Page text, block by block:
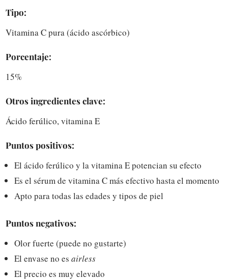
Tipo:
Vitamina C pura (ácido ascórbico)
Porcentaje:
15%
Otros ingredientes clave:
Ácido ferúlico, vitamina E
Puntos positivos:
El ácido ferúlico y la vitamina E potencian su efecto
Es el sérum de vitamina C más efectivo hasta el momento
Apto para todas las edades y tipos de piel
Puntos negativos:
Olor fuerte (puede no gustarte)
El envase no es airless
El precio es muy elevado